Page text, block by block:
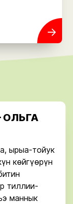
ОЛЬГА
ырыа-тойук
көйгүөрүн
тиллии-
маннык